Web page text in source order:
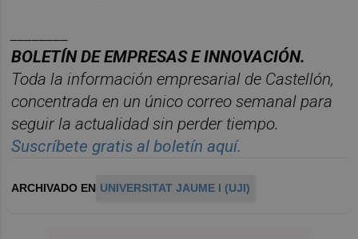
BOLETÍN DE EMPRESAS E INNOVACIÓN.
Toda la información empresarial de Castellón,
concentrada en un único correo semanal para
seguir la actualidad sin perder tiempo.
Suscríbete gratis al boletín aquí.
ARCHIVADO EN UNIVERSITAT JAUME I (UJI)